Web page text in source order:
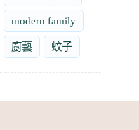
modern family
廚藝 蚊子